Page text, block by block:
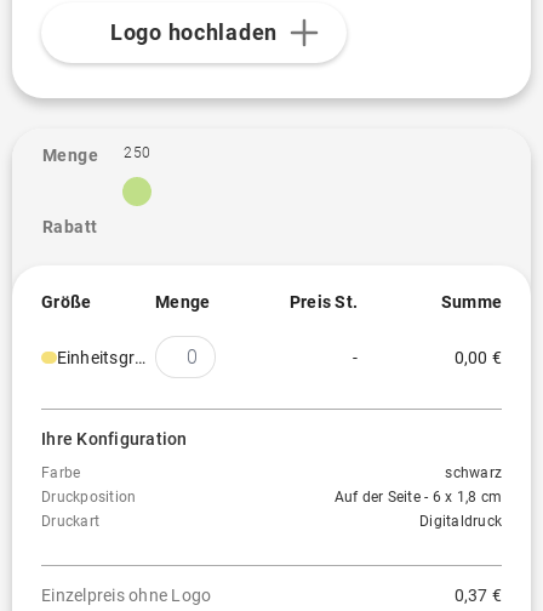
Logo hochladen
Menge
Rabatt
250
Größe Menge Preis St. Summe
Einheitsgröße - 0,00 €
Ihre Konfiguration
Farbe
schwarz
Druckposition
Auf der Seite - 6 x 1,8 cm
Druckart
Digitaldruck
Einzelpreis ohne Logo
0,37 €